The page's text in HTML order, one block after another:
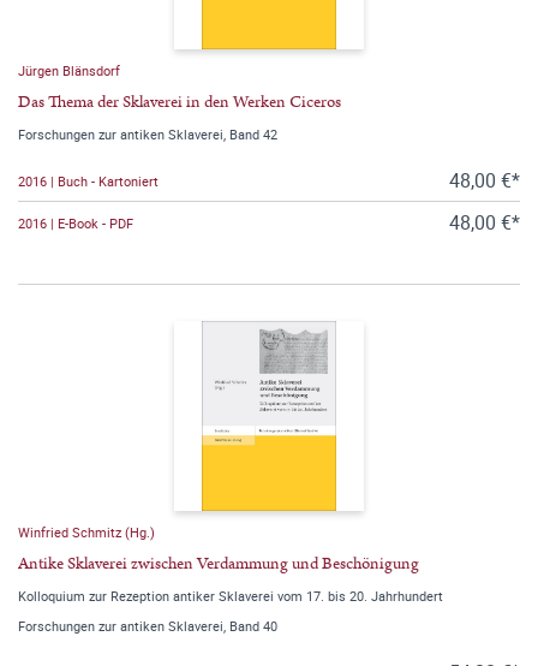
Jürgen Blänsdorf
Das Thema der Sklaverei in den Werken Ciceros
Forschungen zur antiken Sklaverei, Band 42
2016 | Buch - Kartoniert 48,00 €*
2016 | E-Book - PDF 48,00 €*
Winfried Schmitz (Hg.)
Antike Sklaverei zwischen Verdammung und Beschönigung
Kolloquium zur Rezeption antiker Sklaverei vom 17. bis 20. Jahrhundert
Forschungen zur antiken Sklaverei, Band 40